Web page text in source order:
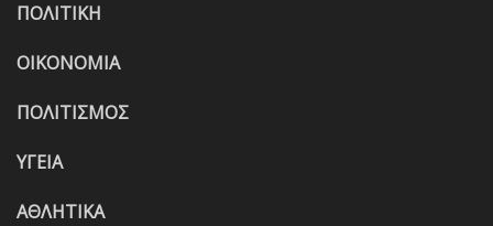
ΠΟΛΙΤΙΚΗ
ΟΙΚΟΝΟΜΙΑ
ΠΟΛΙΤΙΣΜΟΣ
ΥΓΕΙΑ
ΑΘΛΗΤΙΚΑ